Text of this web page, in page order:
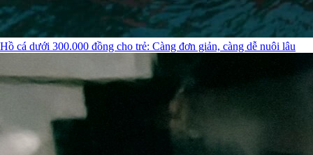
Hồ cá dưới 300.000 đồng cho trẻ: Càng đơn giản, càng dễ nuôi lâu